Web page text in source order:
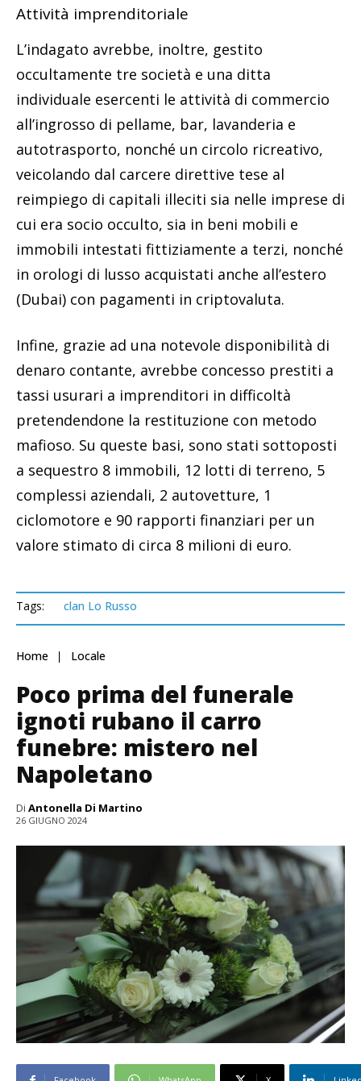
Attività imprenditoriale
L’indagato avrebbe, inoltre, gestito
occultamente tre società e una ditta
individuale esercenti le attività di commercio
all’ingrosso di pellame, bar, lavanderia e
autotrasporto, nonché un circolo ricreativo,
veicolando dal carcere direttive tese al
reimpiego di capitali illeciti sia nelle imprese di
cui era socio occulto, sia in beni mobili e
immobili intestati fittiziamente a terzi, nonché
in orologi di lusso acquistati anche all’estero
(Dubai) con pagamenti in criptovaluta.
Infine, grazie ad una notevole disponibilità di
denaro contante, avrebbe concesso prestiti a
tassi usurari a imprenditori in difficoltà
pretendendone la restituzione con metodo
mafioso. Su queste basi, sono stati sottoposti
a sequestro 8 immobili, 12 lotti di terreno, 5
complessi aziendali, 2 autovetture, 1
ciclomotore e 90 rapporti finanziari per un
valore stimato di circa 8 milioni di euro.
Tags: clan Lo Russo
Home Locale
Poco prima del funerale
ignoti rubano il carro
funebre: mistero nel
Napoletano
Di Antonella Di Martino
26 GIUGNO 2024